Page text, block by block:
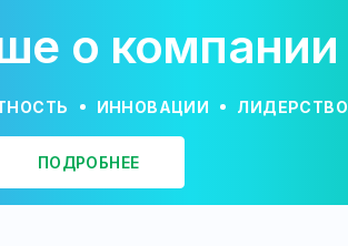
о
ИННОВАЦИИ ЛИДЕРСТВО
ПОДРОБНЕЕ